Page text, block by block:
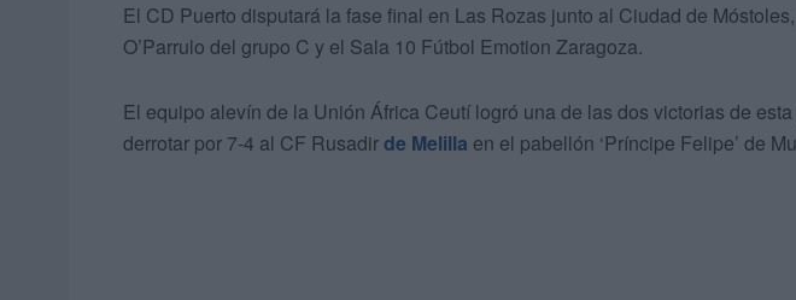
El CD Puerto disputará la fase final en Las Rozas junto al Ciudad de
O’Parrulo del grupo C y el Sala 10 Fútbol Emotion Zaragoza.
El equipo alevín de la Unión África Ceutí logró una de las dos victorias de
derrotar por 7-4 al CF Rusadirde Melilla en el pabellón ‘Príncipe Felipe’ de